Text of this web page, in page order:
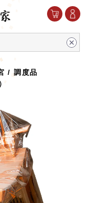
/ 調度品